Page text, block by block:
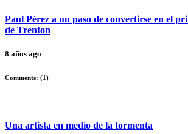
Paul Pérez a un paso de convertirse en el
de Trenton
8 años ago
Comments: (1)
Una artista en medio de la tormenta